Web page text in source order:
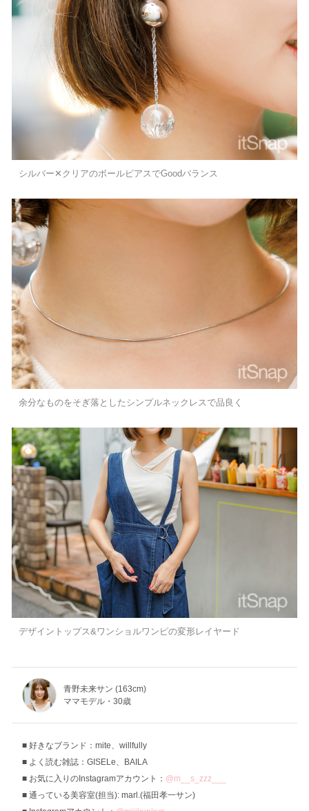
シルバー✕クリアのボールピアスでGoodバランス
余分なものをそぎ落としたシンプルネックレスで品良く
デザイントップス&ワンショルワンピの変形レイヤード
青野未来サン (163cm)
ママモデル・30歳
好きなブランド：mite、willfully
よく読む雑誌：GISELe、BAILA
お気に入りのInstagramアカウント： @m__s_zzz___
通っている美容室(担当): marl.(福田孝一サン)